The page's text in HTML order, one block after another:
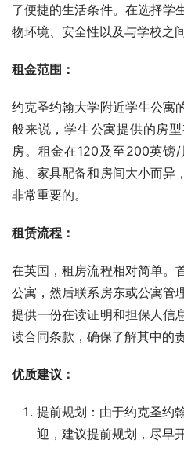
了便捷的生活条件。在选择学
物环境、安全性以及与学校之
租金范围：
约克圣约翰大学附近学生公寓
般来说，学生公寓提供的房
房。租金在120及至200英镑
施、家具配备和房间大小而异
非常重要的。
租赁流程：
在英国，租房流程相对简单。
公寓，然后联系房东或公寓管
提供一份在读证明和担保人信
读合同条款，确保了解其中的
优质建议：
提前规划：由于约克圣约
迎，建议提前规划，尽早